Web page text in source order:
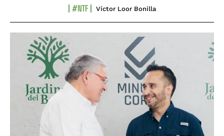
#NTF Víctor Loor Bonilla